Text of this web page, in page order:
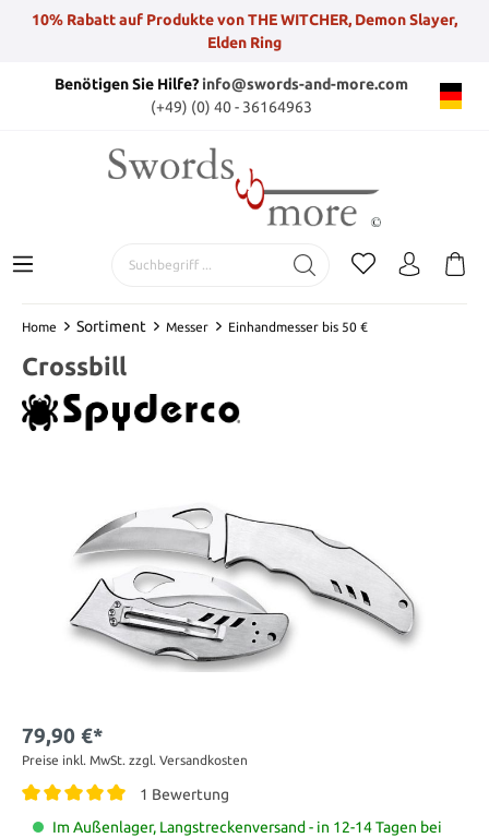
10% Rabatt auf Produkte von THE WITCHER, Demon Slayer,
Elden Ring
Benötigen Sie Hilfe?info@swords-and-more.com
(+49) (0) 40 - 36164963
Home Sortiment Messer Einhandmesser bis 50 €
Crossbill
79,90 €*
Preise inkl. MwSt. zzgl. Versandkosten
1 Bewertung
Im Außenlager, Langstreckenversand - in 12-14 Tagen bei